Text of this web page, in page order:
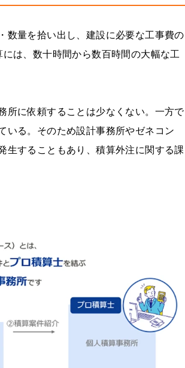
数量を拾い出し、建設に必要な工事費の
は、数十時間から数百時間の大幅な工
所に依頼することは少なくない。一方で
いる。そのため設計事務所やゼネコン
生することもあり、積算外注に関する課